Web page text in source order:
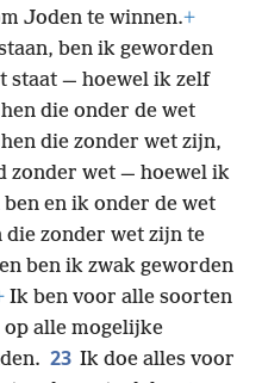
Joden te winnen.+
ben ik geworden
staat — hoewel ik zelf
die onder de wet
die zonder wet zijn,
zonder wet — hoewel ik
en ik onder de wet
die zonder wet zijn te
ben ik zwak geworden
Ik ben voor alle soorten
op alle mogelijke
23 Ik doe alles voor